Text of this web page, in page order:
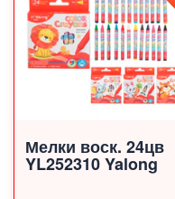
Мелки воск. 24цв
YL252310 Yalong